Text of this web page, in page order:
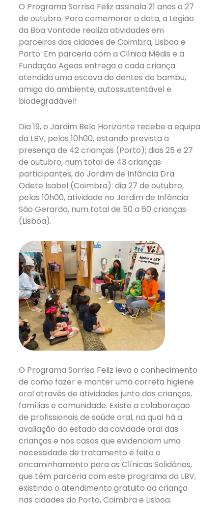
O Programa Sorriso Feliz assinala 21 anos a 27
de outubro. Para comemorar a data, a Legião
da Boa Vontade realiza atividades em
parceiros das cidades de Coimbra, Lisboa e
Porto. Em parceria com a Clínica Médis e a
Fundação Ageas entrega a cada criança
atendida uma escova de dentes de bambu,
amiga do ambiente, autossustentável e
biodegradável!
Dia 19, o Jardim Belo Horizonte recebe a equipa
da LBV, pelas 10h00, estando prevista a
presença de 42 crianças (Porto); dias 25 e 27
de outubro, num total de 43 crianças
participantes, do Jardim de Infância Dra.
Odete Isabel (Coimbra): dia 27 de outubro,
pelas 10h00, atividade no Jardim de Infância
São Gerardo, num total de 50 a 60 crianças
(Lisboa).
O Programa Sorriso Feliz leva o conhecimento
de como fazer e manter uma correta higiene
oral através de atividades junto das crianças,
famílias e comunidade. Existe a colaboração
de profissionais de saúde oral, na qual há a
avaliação do estado da cavidade oral das
crianças e nos casos que evidenciam uma
necessidade de tratamento é feito o
encaminhamento para as Clínicas Solidárias,
que têm parceria com este programa da LBV,
existindo o atendimento gratuito da criança
nas cidades do Porto, Coimbra e Lisboa.